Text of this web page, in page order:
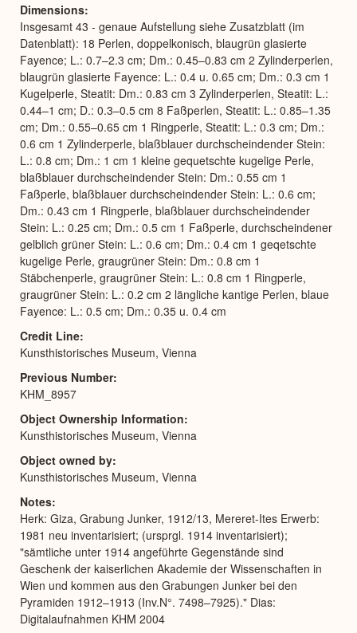
Dimensions
Insgesamt 43 - genaue Aufstellung siehe Zusatzblatt (im
Datenblatt): 18 Perlen, doppelkonisch, blaugrün glasierte
Fayence; L.: 0.7–2.3 cm; Dm.: 0.45–0.83 cm 2 Zylinderperlen,
blaugrün glasierte Fayence: L.: 0.4 u. 0.65 cm; Dm.: 0.3 cm 1
Kugelperle, Steatit: Dm.: 0.83 cm 3 Zylinderperlen, Steatit: L.:
0.44–1 cm; D.: 0.3–0.5 cm 8 Faßperlen, Steatit: L.: 0.85–1.35
cm; Dm.: 0.55–0.65 cm 1 Ringperle, Steatit: L.: 0.3 cm; Dm.:
0.6 cm 1 Zylinderperle, blaßblauer durchscheindender Stein:
L.: 0.8 cm; Dm.: 1 cm 1 kleine gequetschte kugelige Perle,
blaßblauer durchscheindender Stein: Dm.: 0.55 cm 1
Faßperle, blaßblauer durchscheindender Stein: L.: 0.6 cm;
Dm.: 0.43 cm 1 Ringperle, blaßblauer durchscheindender
Stein: L.: 0.25 cm; Dm.: 0.5 cm 1 Faßperle, durchscheindener
gelblich grüner Stein: L.: 0.6 cm; Dm.: 0.4 cm 1 geqetschte
kugelige Perle, graugrüner Stein: Dm.: 0.8 cm 1
Stäbchenperle, graugrüner Stein: L.: 0.8 cm 1 Ringperle,
graugrüner Stein: L.: 0.2 cm 2 längliche kantige Perlen, blaue
Fayence: L.: 0.5 cm; Dm.: 0.35 u. 0.4 cm
Credit Line
Kunsthistorisches Museum, Vienna
Previous Number
KHM_8957
Object Ownership Information
Kunsthistorisches Museum, Vienna
Object owned by
Kunsthistorisches Museum, Vienna
Notes
Herk: Giza, Grabung Junker, 1912/13, Mereret-Ites Erwerb:
1981 neu inventarisiert; (ursprgl. 1914 inventarisiert);
"sämtliche unter 1914 angeführte Gegenstände sind
Geschenk der kaiserlichen Akademie der Wissenschaften in
Wien und kommen aus den Grabungen Junker bei den
Pyramiden 1912–1913 (Inv.N°. 7498–7925)." Dias:
Digitalaufnahmen KHM 2004